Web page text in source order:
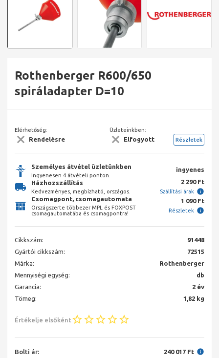
Rothenberger R600/650
spiráladapter D=10
Elérhetőség:
Rendelésre
Üzleteinkben:
Elfogyott Részletek
Személyes átvétel üzletünkben
Ingyenesen 4 átvételi ponton.
ingyenes
Házhozszállítás
Kedvezményes, megbízható, országos.
2 290 Ft
Szállítási árak
Csomagpont, csomagautomata
Országszerte többezer MPL és FOXPOST
csomagautomatába és csomagpontra!
1 090 Ft
Részletek
Cikkszám:
91448
Gyártói cikkszám:
72515
Márka:
Rothenberger
Mennyiségi egység:
db
Garancia:
2 év
Tömeg:
1,82 kg
Értékelje elsőként
Bolti ár: 240 017 Ft